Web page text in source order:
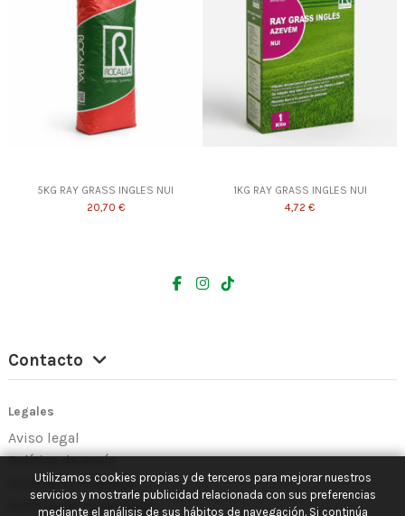
5KG RAY GRASS INGLES NUI
20,70 €
1KG RAY GRASS INGLES NUI
4,72 €
Contacto
Legales
Aviso legal
Política de envío
Política de Cookies
Política de Privacidad
Utilizamos cookies propias y de terceros para mejorar nuestros
servicios y mostrarle publicidad relacionada con sus preferencias
mediante el análisis de sus hábitos de navegación. Si continúa